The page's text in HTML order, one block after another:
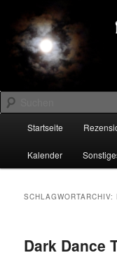
primären
Inhalt
springen
sekundären
Inhalt
springenDARK-
Suchen
Startseite
Kalender
SCHLAGWORTARCHIV:
Dark Dance